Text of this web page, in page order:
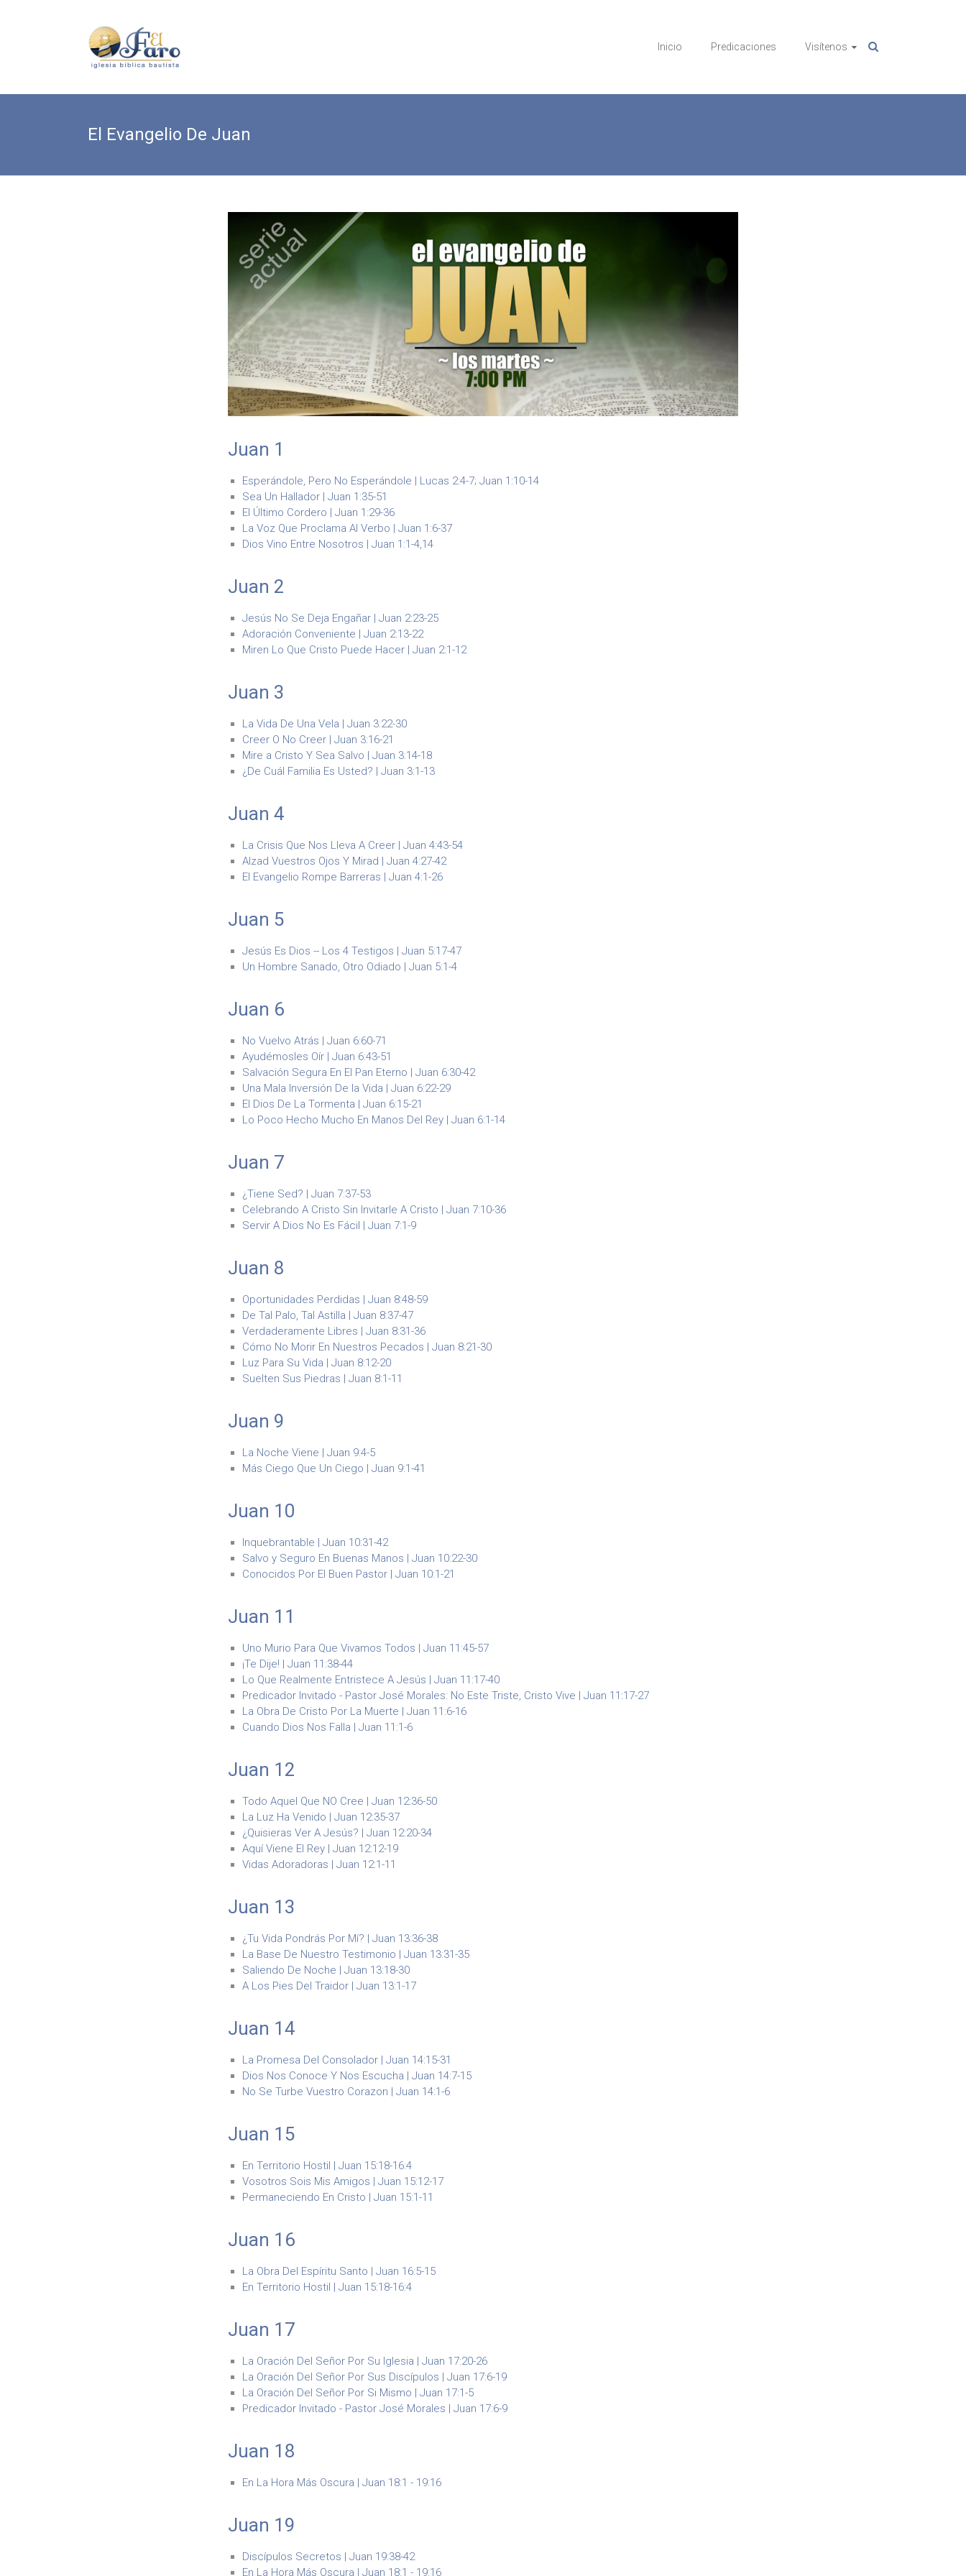
El
Faro
Iglesia
Inicio Predicaciones Visítenos
El Evangelio De Juan
Juan 1
Esperándole, Pero No Esperándole | Lucas 2:4-7; Juan 1:10-14
Sea Un Hallador | Juan 1:35-51
El Último Cordero | Juan 1:29-36
La Voz Que Proclama Al Verbo | Juan 1:6-37
Dios Vino Entre Nosotros | Juan 1:1-4,14
Juan 2
Jesús No Se Deja Engañar | Juan 2:23-25
Adoración Conveniente | Juan 2:13-22
Miren Lo Que Cristo Puede Hacer | Juan 2:1-12
Juan 3
La Vida De Una Vela | Juan 3:22-30
Creer O No Creer | Juan 3:16-21
Mire a Cristo Y Sea Salvo | Juan 3:14-18
¿De Cuál Familia Es Usted? | Juan 3:1-13
Juan 4
La Crisis Que Nos Lleva A Creer | Juan 4:43-54
Alzad Vuestros Ojos Y Mirad | Juan 4:27-42
El Evangelio Rompe Barreras | Juan 4:1-26
Juan 5
Jesús Es Dios -- Los 4 Testigos | Juan 5:17-47
Un Hombre Sanado, Otro Odiado | Juan 5:1-4
Juan 6
No Vuelvo Atrás | Juan 6:60-71
Ayudémosles Oír | Juan 6:43-51
Salvación Segura En El Pan Eterno | Juan 6:30-42
Una Mala Inversión De la Vida | Juan 6:22-29
El Dios De La Tormenta | Juan 6:15-21
Lo Poco Hecho Mucho En Manos Del Rey | Juan 6:1-14
Juan 7
¿Tiene Sed? | Juan 7:37-53
Celebrando A Cristo Sin Invitarle A Cristo | Juan 7:10-36
Servir A Dios No Es Fácil | Juan 7:1-9
Juan 8
Oportunidades Perdidas | Juan 8:48-59
De Tal Palo, Tal Astilla | Juan 8:37-47
Verdaderamente Libres | Juan 8:31-36
Cómo No Morir En Nuestros Pecados | Juan 8:21-30
Luz Para Su Vida | Juan 8:12-20
Suelten Sus Piedras | Juan 8:1-11
Juan 9
La Noche Viene | Juan 9:4-5
Más Ciego Que Un Ciego | Juan 9:1-41
Juan 10
Inquebrantable | Juan 10:31-42
Salvo y Seguro En Buenas Manos | Juan 10:22-30
Conocidos Por El Buen Pastor | Juan 10:1-21
Juan 11
Uno Murio Para Que Vivamos Todos | Juan 11:45-57
¡Te Dije! | Juan 11:38-44
Lo Que Realmente Entristece A Jesús | Juan 11:17-40
Predicador Invitado - Pastor José Morales: No Este Triste, Cristo Vive | Juan 11:17-27
La Obra De Cristo Por La Muerte | Juan 11:6-16
Cuando Dios Nos Falla | Juan 11:1-6
Juan 12
Todo Aquel Que NO Cree | Juan 12:36-50
La Luz Ha Venido | Juan 12:35-37
¿Quisieras Ver A Jesús? | Juan 12:20-34
Aquí Viene El Rey | Juan 12:12-19
Vidas Adoradoras | Juan 12:1-11
Juan 13
¿Tu Vida Pondrás Por Mí? | Juan 13:36-38
La Base De Nuestro Testimonio | Juan 13:31-35
Saliendo De Noche | Juan 13:18-30
A Los Pies Del Traidor | Juan 13:1-17
Juan 14
La Promesa Del Consolador | Juan 14:15-31
Dios Nos Conoce Y Nos Escucha | Juan 14:7-15
No Se Turbe Vuestro Corazon | Juan 14:1-6
Juan 15
En Territorio Hostil | Juan 15:18-16:4
Vosotros Sois Mis Amigos | Juan 15:12-17
Permaneciendo En Cristo | Juan 15:1-11
Juan 16
La Obra Del Espíritu Santo | Juan 16:5-15
En Territorio Hostil | Juan 15:18-16:4
Juan 17
La Oración Del Señor Por Su Iglesia | Juan 17:20-26
La Oración Del Señor Por Sus Discípulos | Juan 17:6-19
La Oración Del Señor Por Si Mismo | Juan 17:1-5
Predicador Invitado - Pastor José Morales | Juan 17:6-9
Juan 18
En La Hora Más Oscura | Juan 18:1 - 19:16
Juan 19
Discípulos Secretos | Juan 19:38-42
En La Hora Más Oscura | Juan 18:1 - 19:16